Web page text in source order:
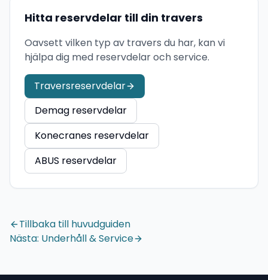
Hitta reservdelar till din travers
Oavsett vilken typ av travers du har, kan vi
hjälpa dig med reservdelar och service.
Traversreservdelar
Demag reservdelar
Konecranes reservdelar
ABUS reservdelar
Tillbaka till huvudguiden
Nästa: Underhåll & Service